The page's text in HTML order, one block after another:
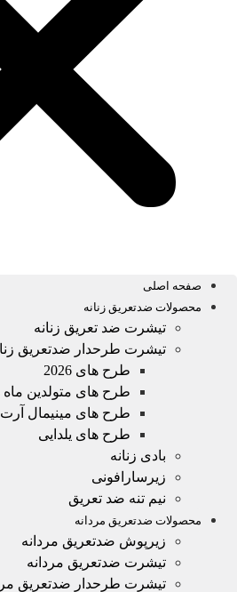
صفحه اصلی
محصولات ضدتعریق زنانه
تیشرت ضد تعریق زنانه
تیشرت طرحدار ضدتعریق
طرح های 2026
طرح های متولدین
طرح های مینیمال آرت
طرح های یلدایی
بادی زنانه
زیرسارافونی
نیم تنه ضد تعریق
محصولات ضدتعریق مردانه
زیرپوش ضدتعریق مردانه
تیشرت ضدتعریق مردانه
تیشرت طرحدار ضدتعریق